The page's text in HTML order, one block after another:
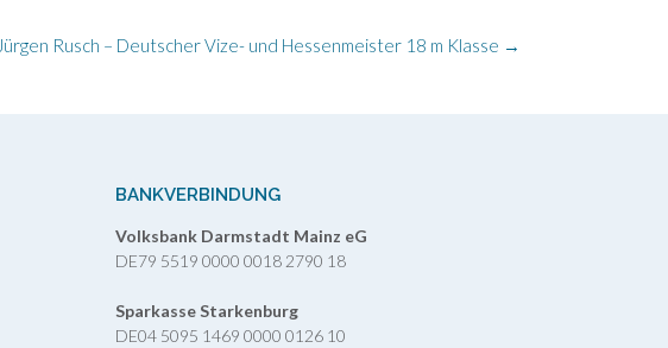
Jürgen Rusch – Deutscher Vize- und Hessenmeister 18 m Klasse →
BANKVERBINDUNG
Volksbank Darmstadt Mainz eG
DE79 5519 0000 0018 2790 18
Sparkasse Starkenburg
DE04 5095 1469 0000 0126 10